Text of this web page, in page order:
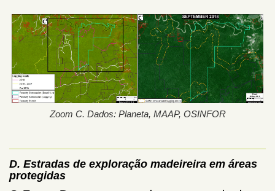
Zoom C. Dados: Planeta, MAAP, OSINFOR
D. Estradas de exploração madeireira em áreas
protegidas